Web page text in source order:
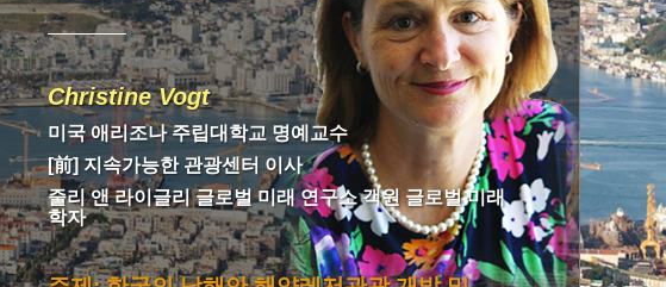
Christine Vogt
미국 애리조나 주립대학교 명예교수
[前] 지속가능한 관광센터 이사
줄리 앤 라이글리 글로벌 미래 연구소 객원 글로벌 미래
학자